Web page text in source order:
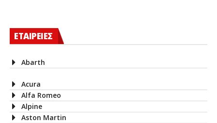
ΕΤΑΙΡΕΙΕΣ
Abarth
Acura
Alfa Romeo
Alpine
Aston Martin